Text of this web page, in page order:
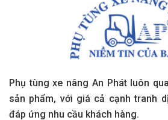
Phụ tùng xe nâng An Phát luôn
sản phẩm, với giá cả cạnh tranh
đáp ứng nhu cầu khách hàng.